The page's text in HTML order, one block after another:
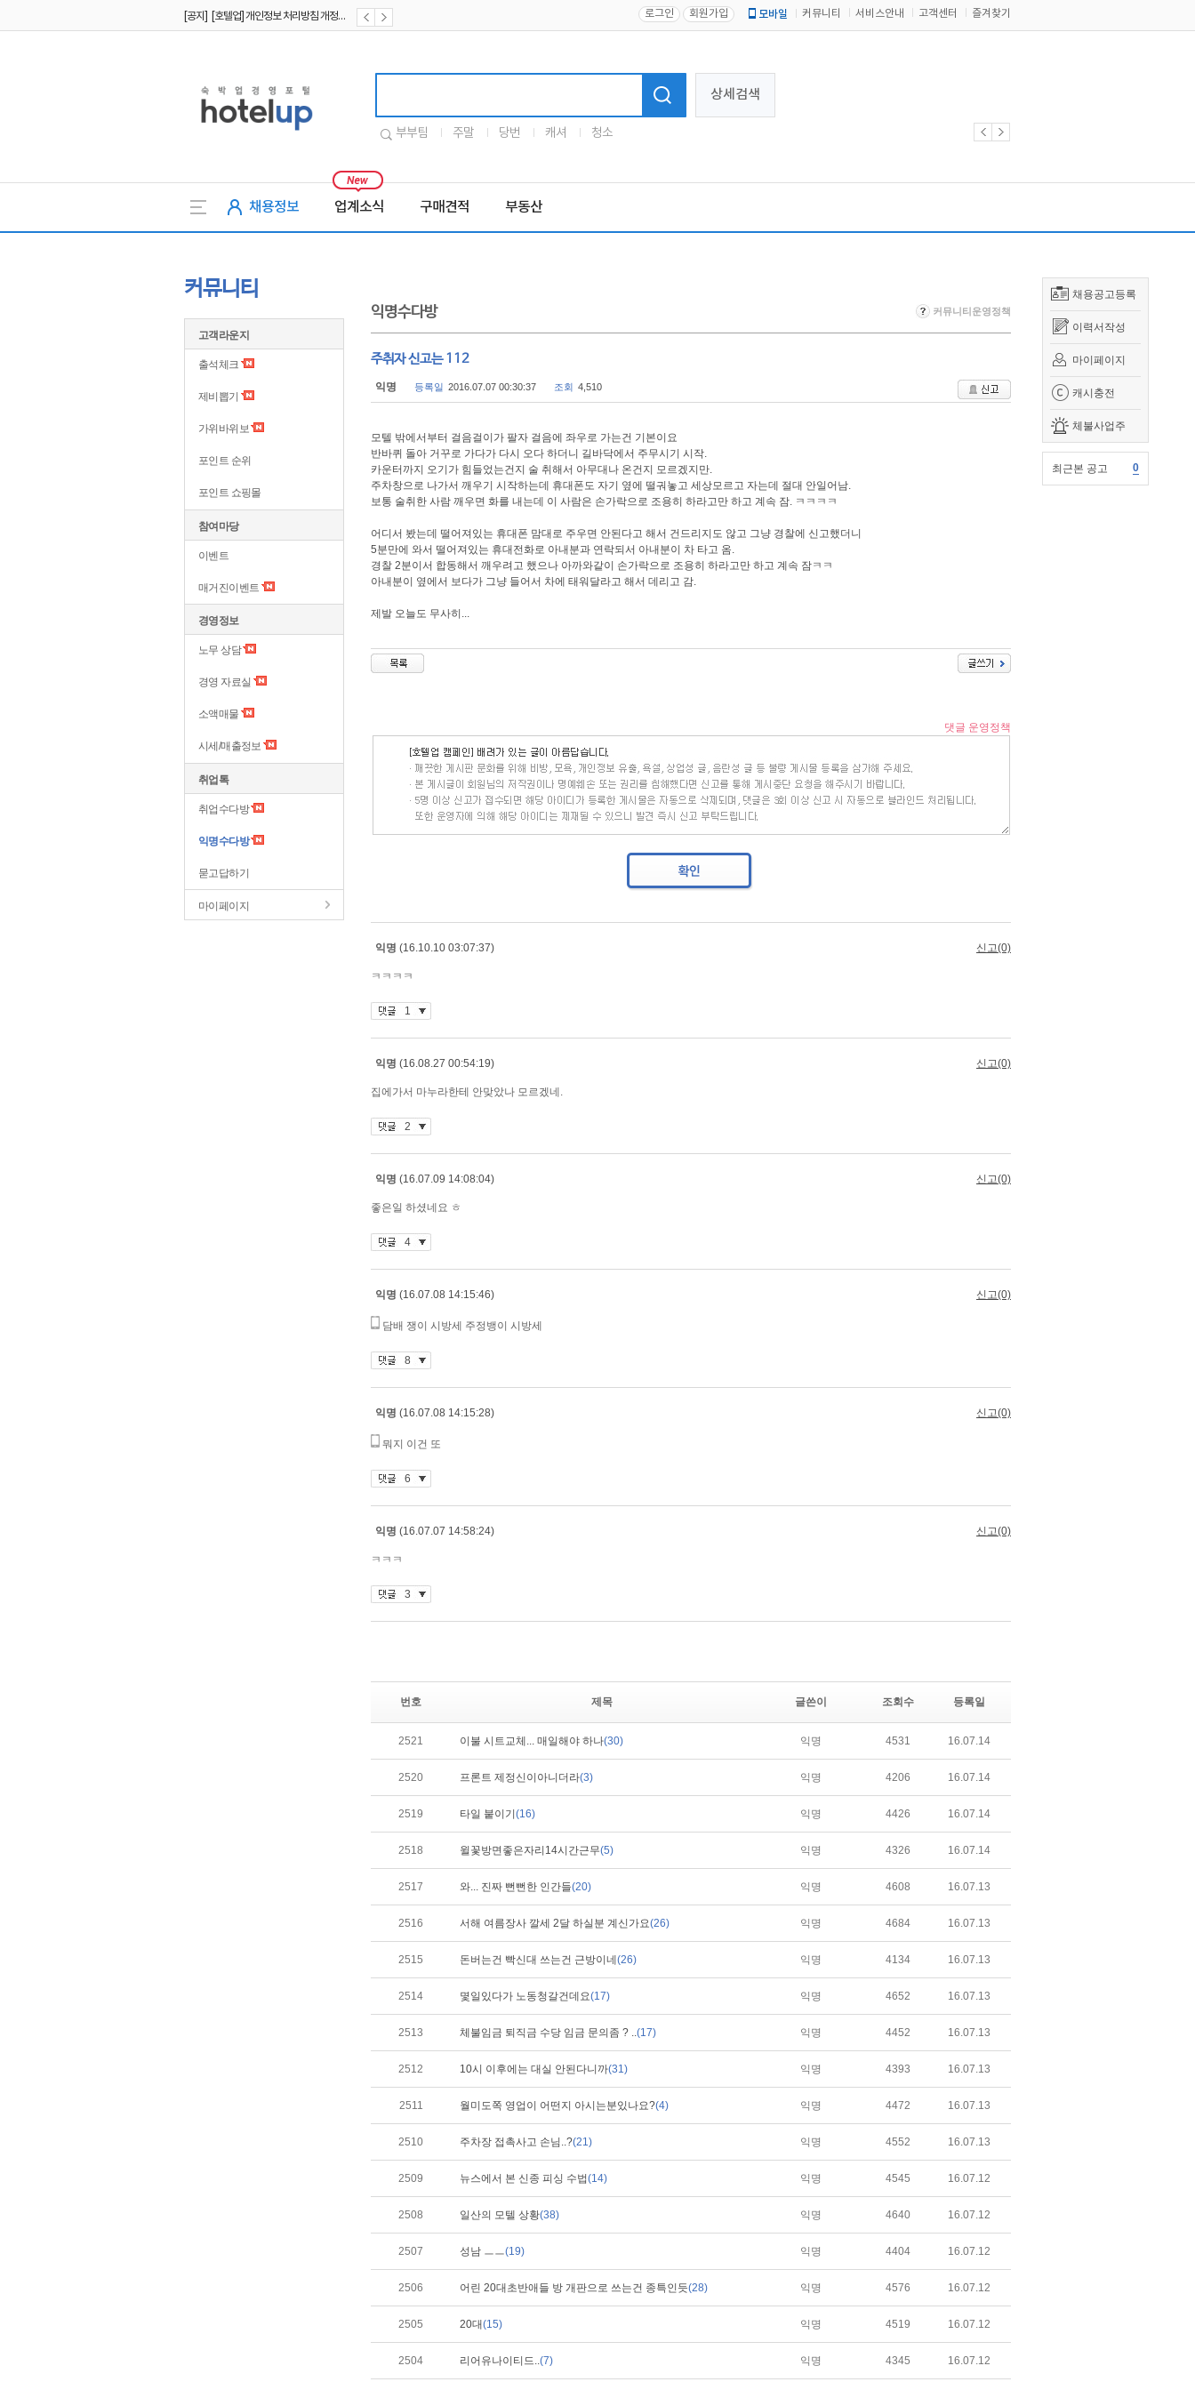
[공지] [호텔업] 개인정보 처리방침 개정본1 (19.09.02) 로그인 회원가입 모바일 커뮤니티 서비스안내 고객센터 즐겨찾기
상세검색
부부팀 주말 당번 캐셔 청소
채용정보 업계소식 구매견적 부동산
채용공고등록
이력서작성
마이페이지
캐시충전
체불사업주
최근본 공고 0
커뮤니티
고객라운지
출석체크
제비뽑기
가위바위보
포인트 순위
포인트 쇼핑몰
참여마당
이벤트
매거진이벤트
경영정보
노무 상담
경영 자료실
소액매물
시세/매출정보
취업톡
취업수다방
익명수다방
묻고답하기
마이페이지
익명수다방 커뮤니티운영정책
주취자 신고는 112
익명 등록일 2016.07.07 00:30:37 조회 4,510
모텔 밖에서부터 걸음걸이가 팔자 걸음에 좌우로 가는건 기본이요
반바퀴 돌아 거꾸로 가다가 다시 오다 하더니 길바닥에서 주무시기 시작.
카운터까지 오기가 힘들었는건지 술 취해서 아무대나 온건지 모르겠지만.
주차창으로 나가서 깨우기 시작하는데 휴대폰도 자기 옆에 떨궈놓고 세상모르고 자는데 절대 안일어남.
보통 술취한 사람 깨우면 화를 내는데 이 사람은 손가락으로 조용히 하라고만 하고 계속 잠. ㅋㅋㅋㅋ
어디서 봤는데 떨어져있는 휴대폰 맘대로 주우면 안된다고 해서 건드리지도 않고 그냥 경찰에 신고했더니
5분만에 와서 떨어져있는 휴대전화로 아내분과 연락되서 아내분이 차 타고 옴.
경찰 2분이서 합동해서 깨우려고 했으나 아까와같이 손가락으로 조용히 하라고만 하고 계속 잠ㅋㅋ
아내분이 옆에서 보다가 그냥 들어서 차에 태워달라고 해서 데리고 감.
제발 오늘도 무사히...
번호 제목 글쓴이 조회수 등록일
2521 이불 시트교체... 매일해야 하나(30) 익명 4531 16.07.14
2520 프론트 제정신이아니더라(3) 익명 4206 16.07.14
2519 타일 붙이기 (16) 익명 4426 16.07.14
2518 윌꽃방면좋은자리14시간근무(5) 익명 4326 16.07.14
2517 와... 진짜 뻔뻔한 인간들(20) 익명 4608 16.07.13
2516 서해 여름장사 깔세 2달 하실분 계신가요(26) 익명 4684 16.07.13
2515 돈버는건 빡신대 쓰는건 근방이네 (26) 익명 4134 16.07.13
2514 몇일있다가 노동청갈건데요(17) 익명 4652 16.07.13
2513 체불임금 퇴직금 수당 임금 문의좀 ? ..(17) 익명 4452 16.07.13
2512 10시 이후에는 대실 안된다니까(31) 익명 4393 16.07.13
2511 월미도쪽 영업이 어떤지 아시는분있나요?(4) 익명 4472 16.07.13
2510 주차장 접촉사고 손님..?(21) 익명 4552 16.07.13
2509 뉴스에서 본 신종 피싱 수법(14) 익명 4545 16.07.12
2508 일산의 모텔 상황(38) 익명 4640 16.07.12
2507 성남 ㅡㅡ(19) 익명 4404 16.07.12
2506 어린 20대초반애들 방 개판으로 쓰는건 종특인듯(28) 익명 4576 16.07.12
2505 20대(15) 익명 4519 16.07.12
2504 리어유나이티드..(7) 익명 4345 16.07.12